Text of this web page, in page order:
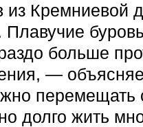
из Кремниевой
больше
—
перемещать
долго жить